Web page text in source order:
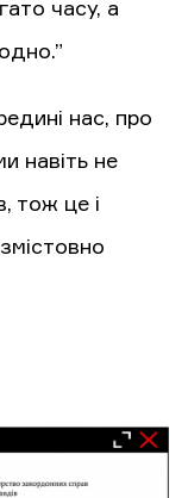
часу, а
нас, про
навіть не
тож це і